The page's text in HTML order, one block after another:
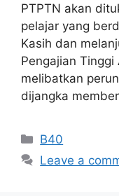
PTPTN akan
pelajar yang
Kasih dan
Pengajian Tinggi
melibatkan
dijangka
Categories
B40
Leave a